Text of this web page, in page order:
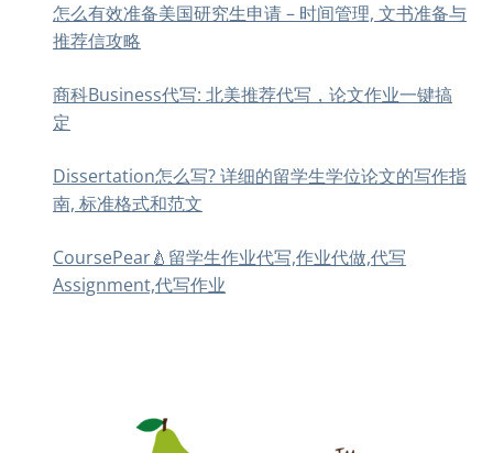
怎么有效准备美国研究生申请 – 时间管理, 文书准备与
推荐信攻略
商科Business代写: 北美推荐代写，论文作业一键搞
定
Dissertation怎么写? 详细的留学生学位论文的写作指
南, 标准格式和范文
CoursePear🍐留学生作业代写,作业代做,代写
Assignment,代写作业